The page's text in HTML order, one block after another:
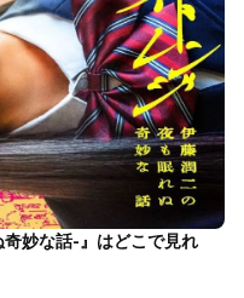
奇妙な話-』はどこで見れ